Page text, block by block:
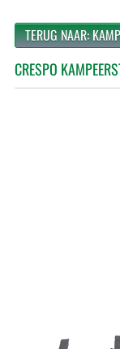
TERUG NAAR:
CRESPO